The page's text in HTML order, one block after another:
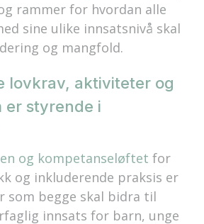
rammer for hvordan alle
sine ulike innsatsnivå skal
og mangfold.
lovkrav, aktiviteter og
er styrende i
og kompetanseløftet for
og inkluderende praksis er
som begge skal bidra til
innsats for barn, unge